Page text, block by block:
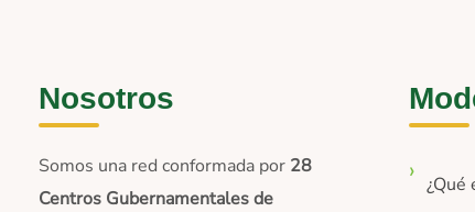
Nosotros
Somos una red conformada por 28
Centros Gubernamentales de
¿Qué